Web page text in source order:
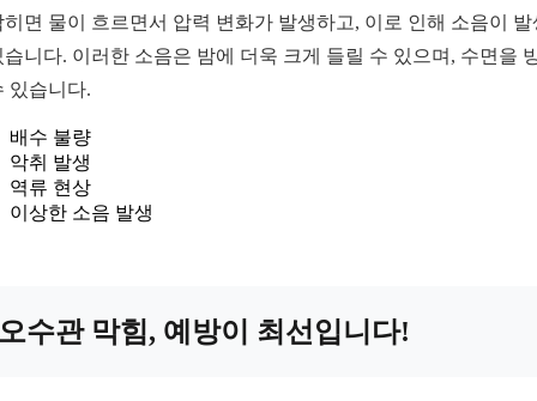
히면 물이 흐르면서 압력 변화가 발생하고, 이로 인해 소음이 발
습니다. 이러한 소음은 밤에 더욱 크게 들릴 수 있으며, 수면을
있습니다.
배수 불량
악취 발생
역류 현상
이상한 소음 발생
수관 막힘, 예방이 최선입니다!